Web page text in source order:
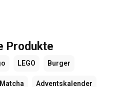
Produkte
LEGO Burger
Matcha Adventskalender